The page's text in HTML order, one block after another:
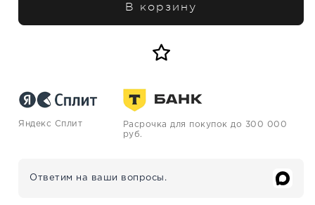
В корзину
Яндекс Сплит
Расрочка для покупок до 300 000
руб.
Ответим на ваши вопросы.